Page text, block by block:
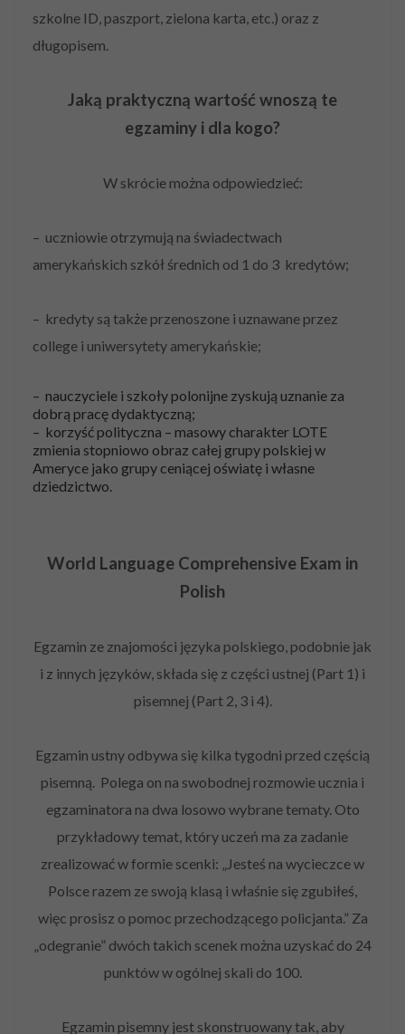
szkolne ID, paszport, zielona karta, etc.) oraz z
długopisem.
Jaką praktyczną wartość wnoszą te
egzaminy i dla kogo?
W skrócie można odpowiedzieć:
– uczniowie otrzymują na świadectwach
amerykańskich szkół średnich od 1 do 3 kredytów;
– kredyty są także przenoszone i uznawane przez
college i uniwersytety amerykańskie;
– nauczyciele i szkoły polonijne zyskują uznanie za
dobrą pracę dydaktyczną;
– korzyść polityczna – masowy charakter LOTE
zmienia stopniowo obraz całej grupy polskiej w
Ameryce jako grupy ceniącej oświatę i własne
dziedzictwo.
World Language Comprehensive Exam in
Polish
Egzamin ze znajomości języka polskiego, podobnie jak
i z innych języków, składa się z części ustnej (Part 1) i
pisemnej (Part 2, 3 i 4).
Egzamin ustny odbywa się kilka tygodni przed częścią
pisemną. Polega on na swobodnej rozmowie ucznia i
egzaminatora na dwa losowo wybrane tematy. Oto
przykładowy temat, który uczeń ma za zadanie
zrealizować w formie scenki: „Jesteś na wycieczce w
Polsce razem ze swoją klasą i właśnie się zgubiłeś,
więc prosisz o pomoc przechodzącego policjanta.” Za
„odegranie” dwóch takich scenek można uzyskać do 24
punktów w ogólnej skali do 100.
Egzamin pisemny jest skonstruowany tak, aby